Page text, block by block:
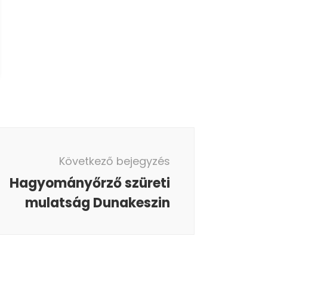
Következő bejegyzés
Hagyományőrző szüreti
mulatság Dunakeszin